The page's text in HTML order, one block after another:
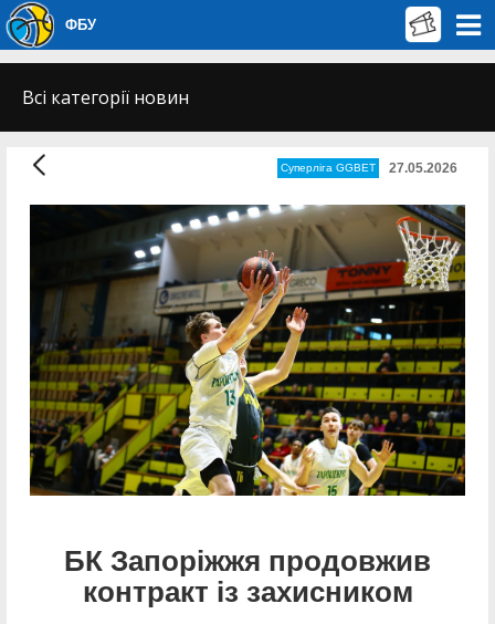
ФБУ
Всі категорії новин
Суперліга GGBET 27.05.2026
БК Запоріжжя продовжив
контракт із захисником